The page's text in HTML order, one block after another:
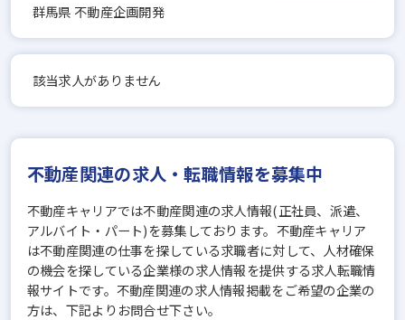
群馬県 不動産企画開発
該当求人がありません
不動産関連の求人・転職情報を募集中
不動産キャリアでは不動産関連の求人情報(正社員、派遣、
アルバイト・パート)を募集しております。不動産キャリア
は不動産関連の仕事を探している求職者に対して、人材確保
の機会を探している企業様の求人情報を提供する求人転職情
報サイトです。不動産関連の求人情報掲載をご希望の企業の
方は、下記よりお問合せ下さい。